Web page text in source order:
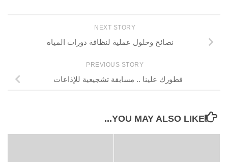
NEXT STORY
نصائح وحلول عملية لنظافة دورات المياه
PREVIOUS STORY
فطورك علينا .. مسابقة تشجيعية للإذاعات
YOU MAY ALSO LIKE...